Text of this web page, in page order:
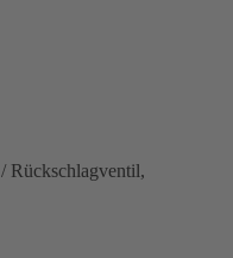
/ Rückschlagventil,